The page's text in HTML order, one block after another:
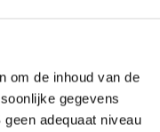
om de inhoud van de
gegevens
adequaat niveau